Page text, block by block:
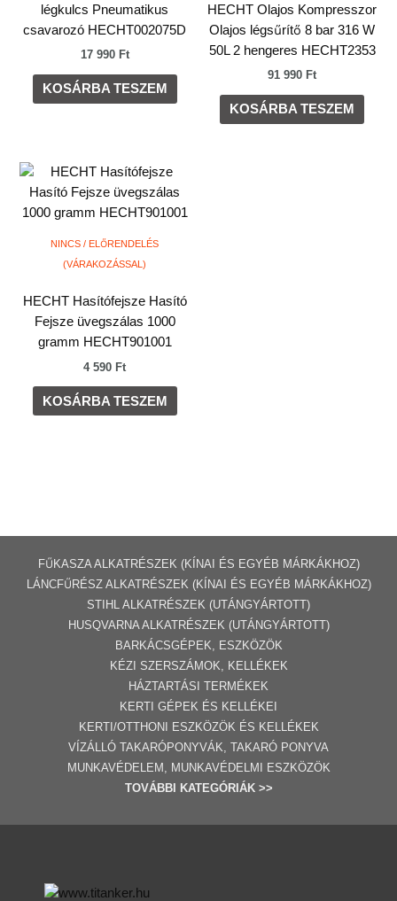
légkulcs Pneumatikus
csavarozó HECHT002075D
17 990 Ft
KOSÁRBA TESZEM
HECHT Olajos Kompresszor
Olajos légsűrítő 8 bar 316 W
50L 2 hengeres HECHT2353
91 990 Ft
KOSÁRBA TESZEM
NINCS / ELŐRENDELÉS
(VÁRAKOZÁSSAL)
HECHT Hasítófejsze Hasító
Fejsze üvegszálas 1000
gramm HECHT901001
4 590 Ft
KOSÁRBA TESZEM
FŰKASZA ALKATRÉSZEK (KÍNAI ÉS EGYÉB MÁRKÁKHOZ)
LÁNCFŰRÉSZ ALKATRÉSZEK (KÍNAI ÉS EGYÉB MÁRKÁKHOZ)
STIHL ALKATRÉSZEK (UTÁNGYÁRTOTT)
HUSQVARNA ALKATRÉSZEK (UTÁNGYÁRTOTT)
BARKÁCSGÉP EK, ESZKÖZÖK
KÉZI SZERSZÁMOK, KELLÉKEK
HÁZTARTÁSI TERMÉKEK
KERTI GÉPE K ÉS KELLÉKEI
KERTI/OTTHONI ESZKÖZÖK ÉS KELLÉKEK
VÍZÁLLÓ TAKARÓPONYVÁK, TAKARÓ PONYVA
MUNKAVÉDELEM, MUNKAVÉDELMI ESZKÖZÖK
TOVÁBBI
KATEGÓRI ÁK >>